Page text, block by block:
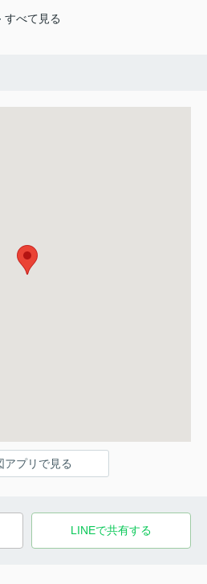
すべて見る
アプリで見る
LINEで共有する